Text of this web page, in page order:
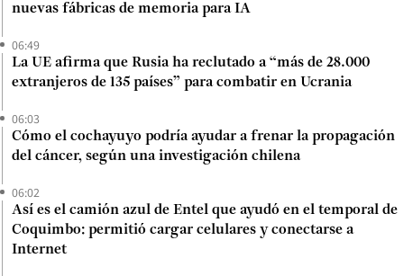
nuevas fábricas de memoria para IA
06:49
La UE afirma que Rusia ha reclutado a “más de 28.000
extranjeros de 135 países” para combatir en Ucrania
06:03
Cómo el cochayuyo podría ayudar a frenar la propagación
del cáncer, según una investigación chilena
06:02
Así es el camión azul de Entel que ayudó en el temporal de
Coquimbo: permitió cargar celulares y conectarse a
Internet